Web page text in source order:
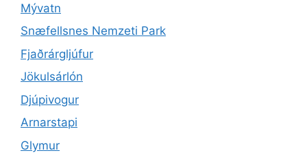
Mývatn
Snæfellsnes Nemzeti Park
Fjaðrárgljúfur
Jökulsárlón
Djúpivogur
Arnarstapi
Glymur